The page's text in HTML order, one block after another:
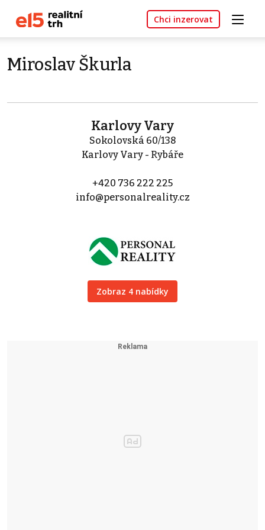
Chci inzerovat
Miroslav Škurla
Karlovy Vary
Sokolovská 60/138
Karlovy Vary - Rybáře
+420 736 222 225
info@personalreality.cz
Zobraz 4 nabídky